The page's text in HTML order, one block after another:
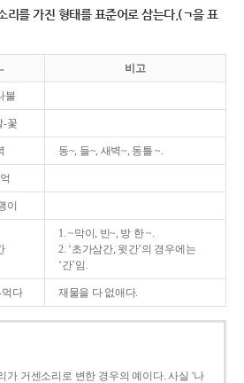
리를 가진 형태를 표준어로 삼는다.(ㄱ을 표
비고
불
-꽃
동~, 들~, 새벽~, 동틀 ~.
이
1. ~막이, 빈~, 방 한 ~.
2. ‘초가삼간, 윗간’의 경우에는
‘간’임.
먹다 재물을 다 없애다.
가 거센소리로 변한 경우의 예이다. 사실 ‘나